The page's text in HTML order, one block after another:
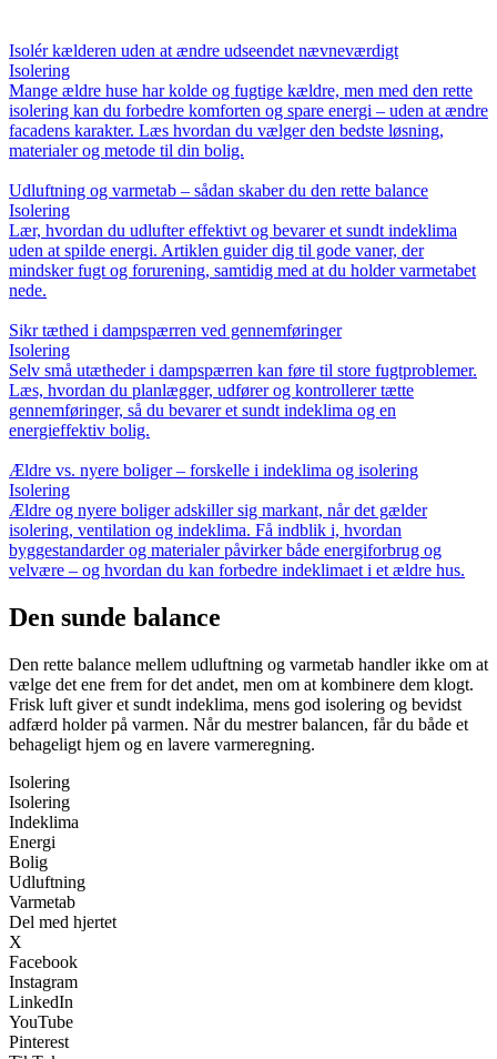
Isolér kælderen uden at ændre udseendet nævneværdigt
Isolering
Mange ældre huse har kolde og fugtige kældre, men med den rette
isolering kan du forbedre komforten og spare energi – uden at ændre
facadens karakter. Læs hvordan du vælger den bedste løsning,
materialer og metode til din bolig.
Udluftning og varmetab – sådan skaber du den rette balance
Isolering
Lær, hvordan du udlufter effektivt og bevarer et sundt indeklima
uden at spilde energi. Artiklen guider dig til gode vaner, der
mindsker fugt og forurening, samtidig med at du holder varmetabet
nede.
Sikr tæthed i dampspærren ved gennemføringer
Isolering
Selv små utætheder i dampspærren kan føre til store fugtproblemer.
Læs, hvordan du planlægger, udfører og kontrollerer tætte
gennemføringer, så du bevarer et sundt indeklima og en
energieffektiv bolig.
Ældre vs. nyere boliger – forskelle i indeklima og isolering
Isolering
Ældre og nyere boliger adskiller sig markant, når det gælder
isolering, ventilation og indeklima. Få indblik i, hvordan
byggestandarder og materialer påvirker både energiforbrug og
velvære – og hvordan du kan forbedre indeklimaet i et ældre hus.
Den sunde balance
Den rette balance mellem udluftning og varmetab handler ikke om at
vælge det ene frem for det andet, men om at kombinere dem klogt.
Frisk luft giver et sundt indeklima, mens god isolering og bevidst
adfærd holder på varmen. Når du mestrer balancen, får du både et
behageligt hjem og en lavere varmeregning.
Isolering
Isolering
Indeklima
Energi
Bolig
Udluftning
Varmetab
Del med hjertet
X
Facebook
Instagram
LinkedIn
YouTube
Pinterest